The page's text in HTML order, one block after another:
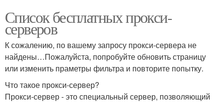
Список бесплатных прокси-
серверов
К сожалению, по вашему запросу прокси-сервера не
найдены…Пожалуйста, попробуйте обновить страницу
или изменить праметры фильтра и повторите попытку.
Что такое прокси-сервер?
Прокси-сервер - это специальный сервер, позволяющий